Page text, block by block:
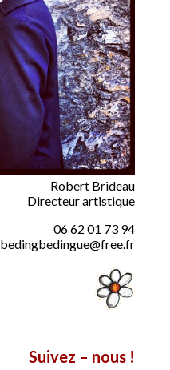
Robert Brideau
Directeur artistique
06 62 01 73 94
bedingbedingue@free.fr
Suivez – nous !